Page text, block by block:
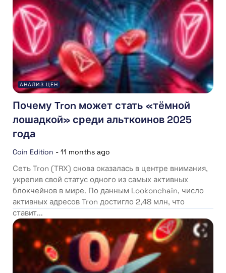
АНАЛИЗ ЦЕН
Почему Tron может стать «тёмной
лошадкой» среди альткоинов 2025
года
Coin Edition - 11 months ago
Сеть Tron (TRX) снова оказалась в центре внимания,
укрепив свой статус одного из самых активных
блокчейнов в мире. По данным Lookonchain, число
активных адресов Tron достигло 2,48 млн, что
ставит...